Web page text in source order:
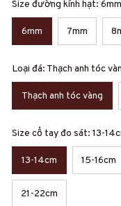
Size đường kính hạt: 6mm
6mm 7mm
Loại đá: Thạch anh tóc
Thạch anh tóc vàng
Size cổ tay đo sát: 13-
13-14cm 15-16cm
21-22cm